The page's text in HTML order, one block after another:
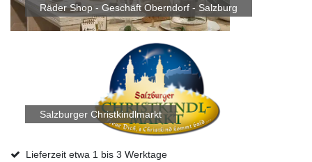
Räder Shop - Geschäft Oberndorf - Salzburg
Salzburger Christkindlmarkt
Lieferzeit etwa 1 bis 3 Werktage